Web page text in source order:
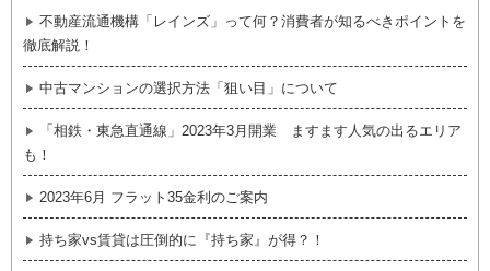
不動産流通機構「レインズ」って何？消費者が知るべきポイントを
徹底解説！
中古マンションの選択方法「狙い目」について
「相鉄・東急直通線」2023年3月開業 ますます人気の出るエリア
も！
2023年6月 フラット35金利のご案内
持ち家vs賃貸は圧倒的に『持ち家』が得？！